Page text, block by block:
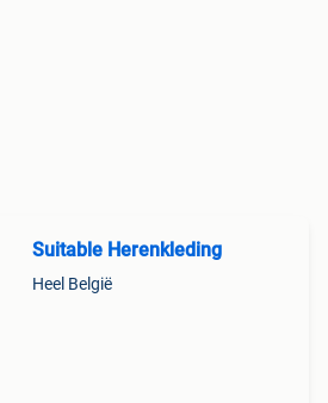
Suitable Herenkleding
Heel België